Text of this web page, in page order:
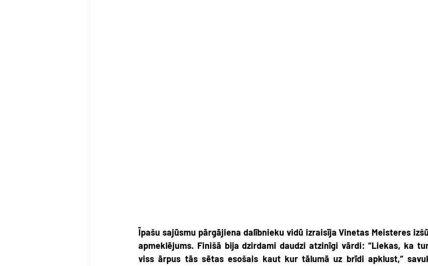
Īpašu sajūsmu pārgājiena dalībnieku vidū izraisīja Vinetas Meisteres
apmeklējums. Finišā bija dzirdami daudzi atzinīgi vārdi: “Liekas, ka
viss ārpus tās sētas esošais kaut kur tālumā uz brīdi apklust,”